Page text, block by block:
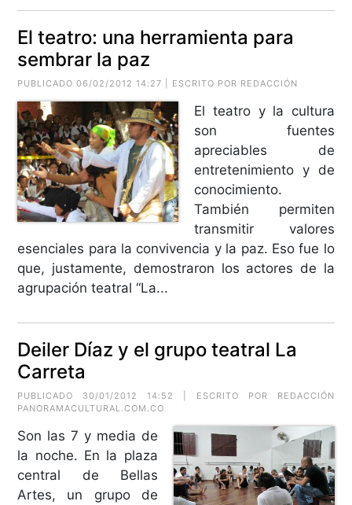
El teatro: una herramienta para
sembrar la paz
PUBLICADO 06/02/2012 14:27 | ESCRITO POR REDACCIÓN
El teatro y la cultura
son fuentes
apreciables de
entretenimiento y de
conocimiento.
También permiten
transmitir valores
esenciales para la convivencia y la paz. Eso fue lo
que, justamente, demostraron los actores de la
agrupación teatral “La...
Deiler Díaz y el grupo teatral La
Carreta
PUBLICADO 30/01/2012 14:52 | ESCRITO POR REDACCIÓN
PANORAMACULTURAL.COM.CO
Son las 7 y media de
la noche. En la plaza
central de Bellas
Artes, un grupo de